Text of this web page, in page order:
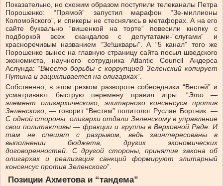
Показательно, но схожим образом поступили телеканалы Петра
Порошенко: “Прямой” запустил марафон “Зе-миллионы
Коломойского”, и спикеры не стеснялись в метафорах. А на его
сайте буквально “вишенкой на торте” повесили кнопку с
подборкой всех скандалов с депутатами-”слугами” и
красноречивым названием “Зе!шквары”. А “5 канал” того же
Порошенко вынес на главную страницу сайта посыл шведского
экономиста, научного сотрудника Atlantic Council Андерса
Аслунда: “Вместо борьбы с коррупцией Зеленский копирует
Путина и зацикливается на олигархах”.
Собственно, в этом резком развороте собеседники “Вестей” и
усматривают быструю перемену правил игры. “Это —
элемент олигархического, элитарного консенсуса против
Зеленского, — говорит “Вестям” политолог Руслан Бортник. —
С одной стороны, олигархи отдали Зеленскому в управление
свои политактивы — фракции и группы в Верховной Раде. И
там не спешат с разрывом, ведь заинтересованы в
выполнении бюджета, других экономических
договоренностей. С другой стороны, принятие закона об
олигархах и реализация санкций формируют элитарный
консенсус против Зеленского”.
Позиции Ахметова и “тандема”